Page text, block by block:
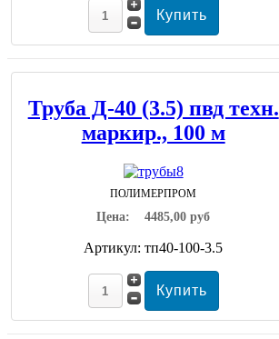
Труба Д-40 (3.5) пвд техн.
маркир., 100 м
ПОЛИМЕРПРОМ
Цена: 4485,00 руб
Артикул: тп40-100-3.5